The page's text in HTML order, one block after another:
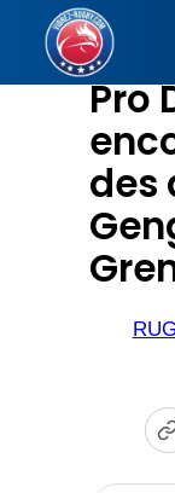
Aller
contenu Pro
des